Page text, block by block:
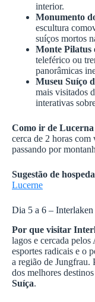
interior.
Monumento
escultura
suíços mortos
Monte Pilatus
teleférico ou
panorâmicas
Museu Suíço
mais visitados
interativas
Como ir de
cerca de 2 horas
passando por
Sugestão de
Lucerne
Dia 5 a 6 – Interlaken
Por que visitar
lagos e cercada
esportes radicais e o
a região de Jungfrau.
dos melhores
Suíça.